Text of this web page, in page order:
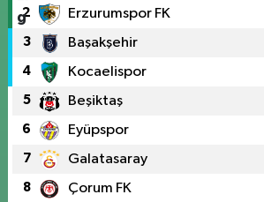
2 Erzurumspor FK
3 Başakşehir
4 Kocaelispor
5 Beşiktaş
6 Eyüpspor
7 Galatasaray
8 Çorum FK